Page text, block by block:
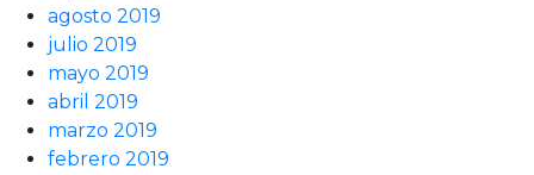
agosto 2019
julio 2019
mayo 2019
abril 2019
marzo 2019
febrero 2019